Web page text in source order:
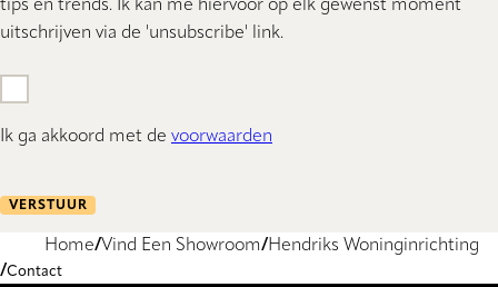
tips en trends. Ik kan me hiervoor op elk gewenst moment
uitschrijven via de 'unsubscribe' link.
Ik ga akkoord met de voorwaarden
VERSTUUR
Home Vind Een Showroom Hendriks Woninginrichting
Contact